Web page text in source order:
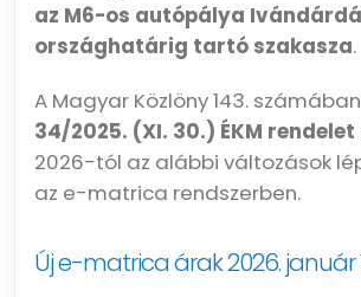
az M6-os autópálya
országhatárig tartó szakasza.
A Magyar Közlöny 143.
34/2025. (XI. 30.) ÉKM rendelet
2026-tól az alábbi változások
az e-matrica rendszerben.
Új e-matrica árak 2026. január